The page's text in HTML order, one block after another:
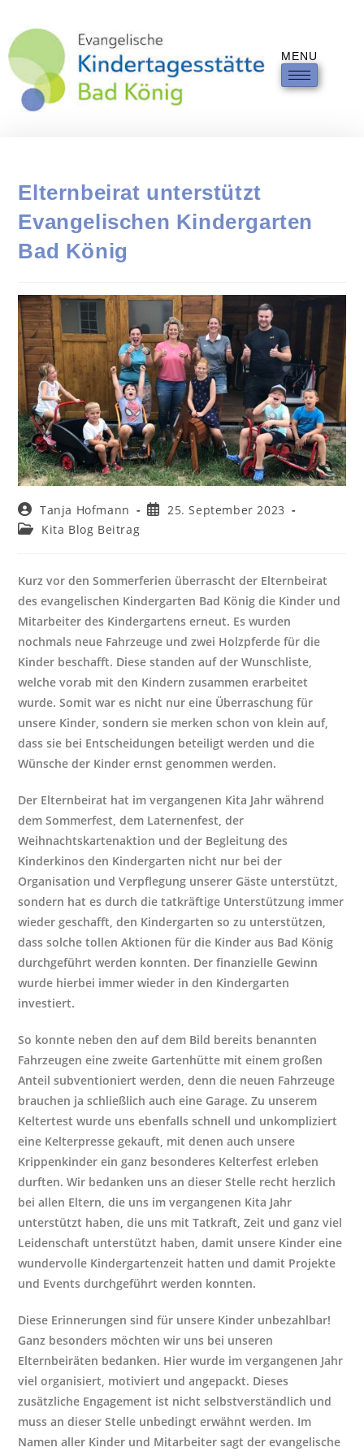
MENU
Elternbeirat unterstützt
Evangelischen Kindergarten
Bad König
Tanja Hofmann
25. September 2023
Kita Blog Beitrag
Kurz vor den Sommerferien überrascht der Elternbeirat
des evangelischen Kindergarten Bad König die Kinder und
Mitarbeiter des Kindergartens erneut. Es wurden
nochmals neue Fahrzeuge und zwei Holzpferde für die
Kinder beschafft. Diese standen auf der Wunschliste,
welche vorab mit den Kindern zusammen erarbeitet
wurde. Somit war es nicht nur eine Überraschung für
unsere Kinder, sondern sie merken schon von klein auf,
dass sie bei Entscheidungen beteiligt werden und die
Wünsche der Kinder ernst genommen werden.
Der Elternbeirat hat im vergangenen Kita Jahr während
dem Sommerfest, dem Laternenfest, der
Weihnachtskartenaktion und der Begleitung des
Kinderkinos den Kindergarten nicht nur bei der
Organisation und Verpflegung unserer Gäste unterstützt,
sondern hat es durch die tatkräftige Unterstützung immer
wieder geschafft, den Kindergarten so zu unterstützen,
dass solche tollen Aktionen für die Kinder aus Bad König
durchgeführt werden konnten. Der finanzielle Gewinn
wurde hierbei immer wieder in den Kindergarten
investiert.
So konnte neben den auf dem Bild bereits benannten
Fahrzeugen eine zweite Gartenhütte mit einem großen
Anteil subventioniert werden, denn die neuen Fahrzeuge
brauchen ja schließlich auch eine Garage. Zu unserem
Keltertest wurde uns ebenfalls schnell und unkompliziert
eine Kelterpresse gekauft, mit denen auch unsere
Krippenkinder ein ganz besonderes Kelterfest erleben
durften. Wir bedanken uns an dieser Stelle recht herzlich
bei allen Eltern, die uns im vergangenen Kita Jahr
unterstützt haben, die uns mit Tatkraft, Zeit und ganz viel
Leidenschaft unterstützt haben, damit unsere Kinder eine
wundervolle Kindergartenzeit hatten und damit Projekte
und Events durchgeführt werden konnten.
Diese Erinnerungen sind für unsere Kinder unbezahlbar!
Ganz besonders möchten wir uns bei unseren
Elternbeiräten bedanken. Hier wurde im vergangenen Jahr
viel organisiert, motiviert und angepackt. Dieses
zusätzliche Engagement ist nicht selbstverständlich und
muss an dieser Stelle unbedingt erwähnt werden. Im
Namen aller Kinder und Mitarbeiter sagt der evangelische